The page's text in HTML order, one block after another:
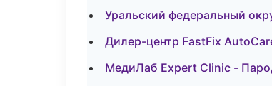
Уральский федеральный
Дилер-центр FastFix
МедиЛаб Expert Clinic -